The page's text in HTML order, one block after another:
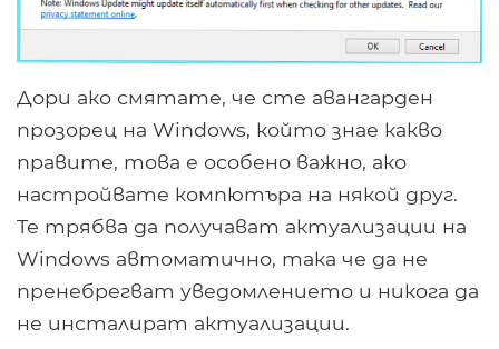
Дори ако смятате, че сте авангарден
прозорец на Windows, който знае какво
правите, това е особено важно, ако
настройвате компютъра на някой друг.
Те трябва да получават актуализации на
Windows автоматично, така че да не
пренебрегват уведомлението и никога да
не инсталират актуализации.